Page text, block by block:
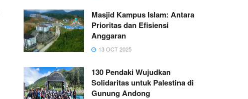
Masjid Kampus Islam: Antara
Prioritas dan Efisiensi
Anggaran
13 OCT 2025
130 Pendaki Wujudkan
Solidaritas untuk Palestina di
Gunung Andong